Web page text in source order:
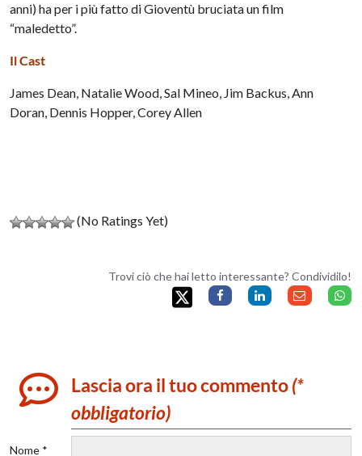
anni) ha per i più fatto di Gioventù bruciata un film
“maledetto”.
Il Cast
James Dean, Natalie Wood, Sal Mineo, Jim Backus, Ann
Doran, Dennis Hopper, Corey Allen
(No Ratings Yet)
Trovi ciò che hai letto interessante? Condividilo!
Lascia ora il tuo commento(*
obbligatorio)
Nome *